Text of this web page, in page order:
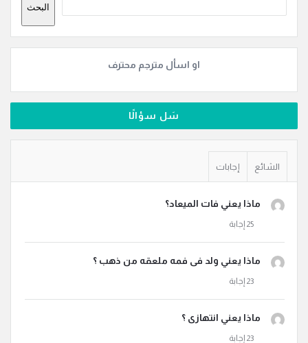
البحث
او اسأل مترجم محترف
سَل سؤالًا
الشائع إجابات
ماذا يعني فات الميعاد؟
ماذا يعني ولد فى فمه ملعقه من ذهب ؟
ماذا يعني انتهازى ؟